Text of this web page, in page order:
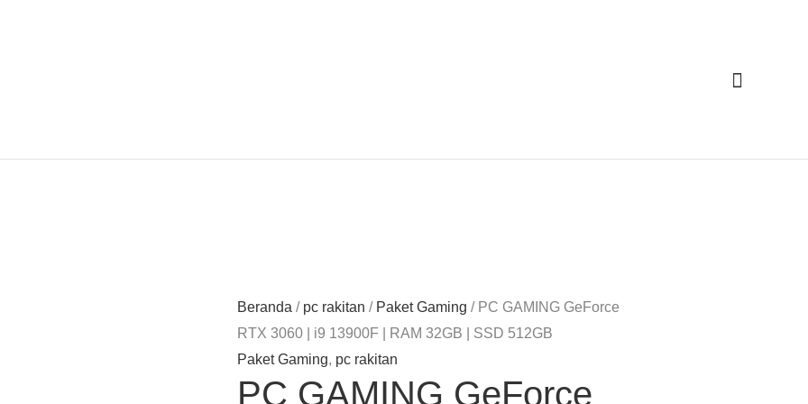
Cari
Beranda / pc rakitan / Paket Gaming / PC GAMING GeForce
RTX 3060 | i9 13900F | RAM 32GB | SSD 512GB
Paket Gaming, pc rakitan
PC GAMING GeForce